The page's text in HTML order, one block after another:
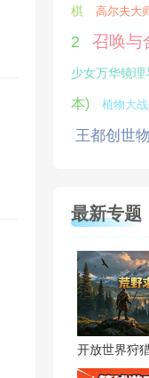
棋 高尔夫大
2
召唤与
少女万华镜
本) 植物大
王都创世
最新专题